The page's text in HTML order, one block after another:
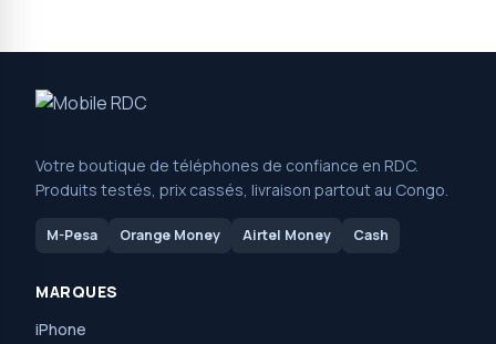
Votre boutique de téléphones de confiance en RDC.
Produits testés, prix cassés, livraison partout au Congo.
M-Pesa Orange Money Airtel Money Cash
MARQUES
iPhone